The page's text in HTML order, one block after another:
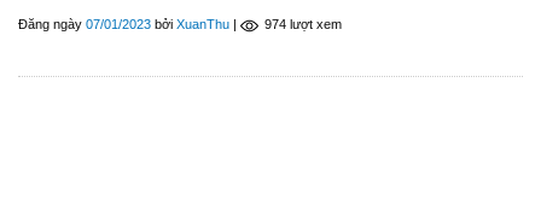
Đăng ngày 07/01/2023 bởi XuanThu | 974 lượt xem